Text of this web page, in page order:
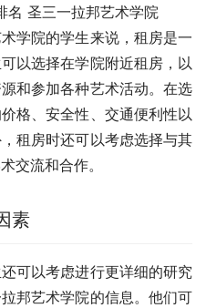
学院的学生来说，租房是一
以选择在学院附近租房，以
和参加各种艺术活动。在选
格、安全性、交通便利性以
租房时还可以考虑选择与其
交流和合作。
素
可以考虑进行更详细的研究
邦艺术学院的信息。他们可